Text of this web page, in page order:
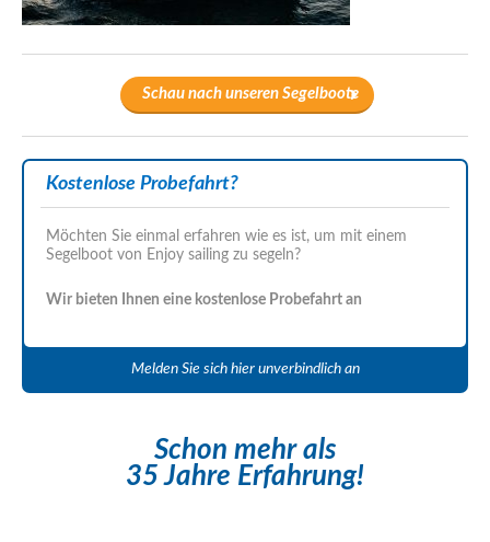
Schau nach unseren Segelboote
Kostenlose Probefahrt?
Möchten Sie einmal erfahren wie es ist, um mit einem
Segelboot von Enjoy sailing zu segeln?
Wir bieten Ihnen eine kostenlose Probefahrt an
Melden Sie sich hier unverbindlich an
Schon mehr als
35 Jahre Erfahrung!